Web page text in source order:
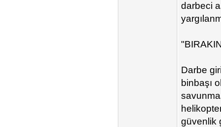
darbeci
Darbe
binbaşı
güvenlik